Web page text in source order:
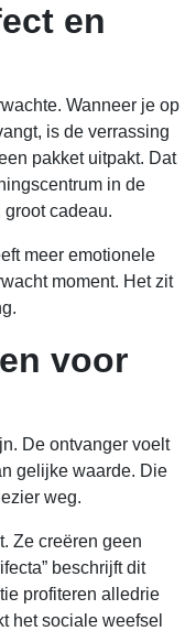
en
Wanneer je op
is de verrassing
pakket uitpakt. Dat
in de
groot cadeau.
meer emotionele
moment. Het zit
voor
De ontvanger voelt
gelijke waarde. Die
weg.
Ze creëren geen
beschrijft dit
profiteren alledrie
het sociale weefsel